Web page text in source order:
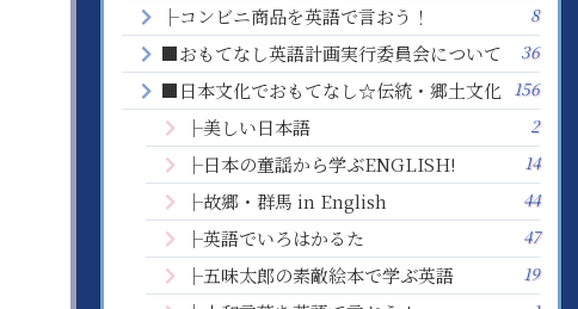
├コンビニ商品を英語で言おう！ 8
■おもてなし英語計画実行委員会について 36
■日本文化でおもてなし☆伝統・郷土文化 156
├美しい日本語 2
├日本の童謡から学ぶENGLISH! 14
├故郷・群馬 in English 44
├英語でいろはかるた 47
├五味太郎の素敵絵本で学ぶ英語 19